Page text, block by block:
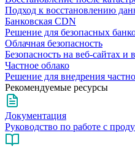
Подход к восстановлению
Банковская CDN
Решение для безопасных
Облачная безопасность
Безопасность на веб-сайтах и
Частное облако
Решение для внедрения
Рекомендуемые ресурсы
Документация
Руководство по работе с